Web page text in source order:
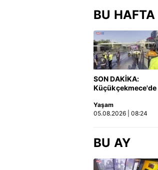
BU HAFTA
SON DAKİKA:
Küçükçekmece'de
Otomobil, İETT
otobüsüne çarptı: 3
Yaşam
05.08.2026 | 08:24
BU AY